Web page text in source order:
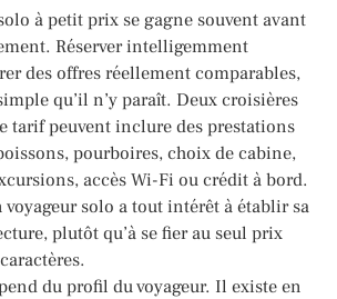
à petit prix se gagne souvent avant
Réserver intelligemment
des offres réellement comparables,
qu’il n’y paraît. Deux croisières
tarif peuvent inclure des prestations
pourboires, choix de cabine,
accès Wi-Fi ou crédit à bord.
voyageur solo a tout intérêt à établir sa
plutôt qu’à se fier au seul prix
du profil du voyageur. Il existe en